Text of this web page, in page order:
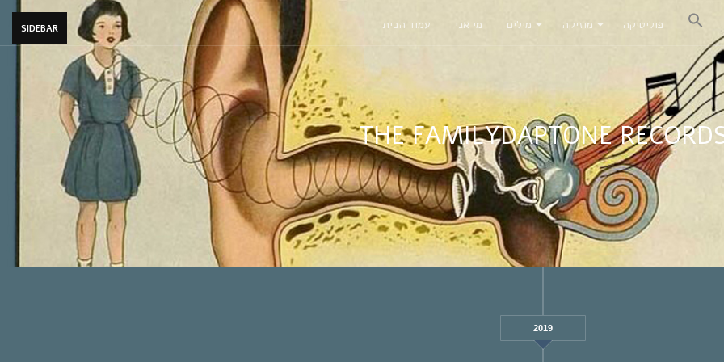
SIDEBAR עמוד הבית מי אני מילים מוזיקה פוליטיקה
THE FAMILYDAPTONE
2019